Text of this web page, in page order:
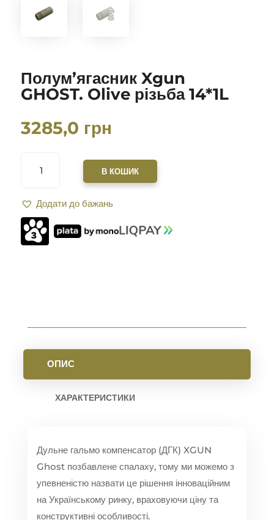
Полум’ягасник Xgun
GHOST. Olive різьба 14*1L
3285,0 грн
XGUN
РІЗЬБА
14*1L
КІЛЬКІСТЬ
В КОШИК
Додати до бажань
ОПИС
ХАРАКТЕРИСТИКИ
Дульне гальмо компенсатор (ДГК) XGUN
Ghost позбавлене спалаху, тому ми можемо з
упевненістю назвати це рішення інноваційним
на Українському ринку, враховуючи ціну та
конструктивні особливості.